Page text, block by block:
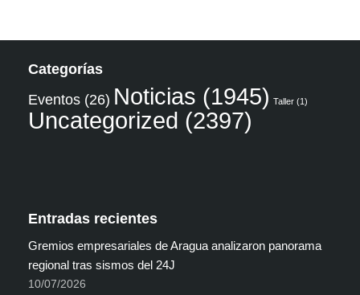
Categorías
Eventos (26) Noticias (1945) Taller (1)
Uncategorized (2397)
Entradas recientes
Gremios empresariales de Aragua analizaron panorama
regional tras sismos del 24J
10/07/2026